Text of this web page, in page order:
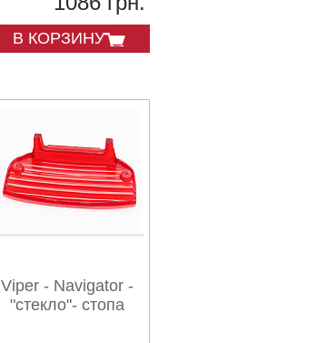
В КОРЗИНУ
Viper - Navigator -
"стекло"- стопа